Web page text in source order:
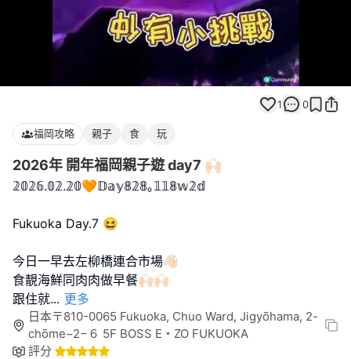
Loaded
80.00%
1 0
福岡攻略 親子 食 玩
2026年 開年福岡親子遊 day7 🙌🏻
𝟚𝟘𝟚𝟞.𝟘𝟚.𝟚𝟘🧡𝔻𝕒𝕪𝟠𝟚𝟠｡𝟙𝟙𝟠𝕨𝟚𝕕
Fukuoka Day.7 😆
今日一早去左柳橋連合市場👋🏻
食靚海鮮同肉肉做早餐🙌🏻🙌🏻
跟住就... 更多
日本〒810-0065 Fukuoka, Chuo Ward, Jigyōhama, 2-
chōme−2−６ 5F BOSS E・ZO FUKUOKA
評分